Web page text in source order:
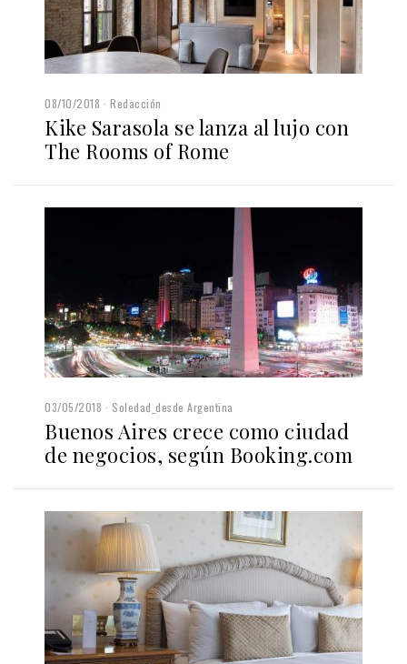
08/10/2018 Redacción
Kike Sarasola se lanza al lujo con
The Rooms of Rome
03/05/2018 Soledad_desde Argentina
Buenos Aires crece como ciudad
de negocios, según Booking.com